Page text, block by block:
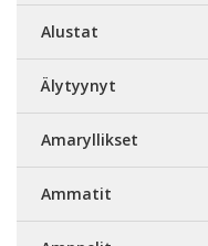
Alustat
Älytyynyt
Amaryllikset
Ammatit